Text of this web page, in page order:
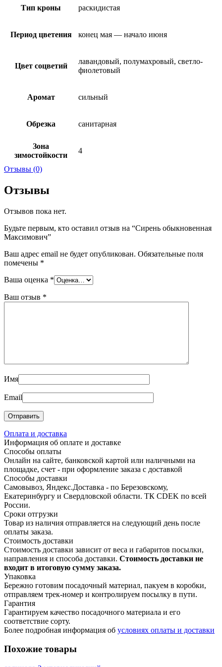
Тип кроны раскидистая
Период цветения конец мая — начало июня
Цвет соцветий
лавандовый, полумахровый, светло-
фиолетовый
Аромат сильный
Обрезка санитарная
Зона
зимостойкости
4
Отзывы (0)
Отзывы
Отзывов пока нет.
Будьте первым, кто оставил отзыв на “Сирень обыкновенная
Максимович”
Ваш адрес email не будет опубликован. Обязательные поля
помечены *
Ваша оценка *
Ваш отзыв *
Имя
Email
Оплата и доставка
Информация об оплате и доставке
Способы оплаты
Онлайн на сайте, банковской картой или наличными на
площадке, счет - при оформление заказа с доставкой
Способы доставки
Самовывоз, Яндекс.Доставка - по Березовскому,
Екатеринбургу и Свердловской области. ТК CDEK по всей
России.
Сроки отгрузки
Товар из наличия отправляется на следующий день после
оплаты заказа.
Стоимость доставки
Стоимость доставки зависит от веса и габаритов посылки,
направления и способа доставки. Стоимость доставки не
входит в итоговую сумму заказа.
Упаковка
Бережно готовим посадочный материал, пакуем в коробки,
отправляем трек-номер и контролируем посылку в пути.
Гарантия
Гарантируем качество посадочного материала и его
соответствие сорту.
Более подробная информация об условиях оплаты и доставки
Похожие товары